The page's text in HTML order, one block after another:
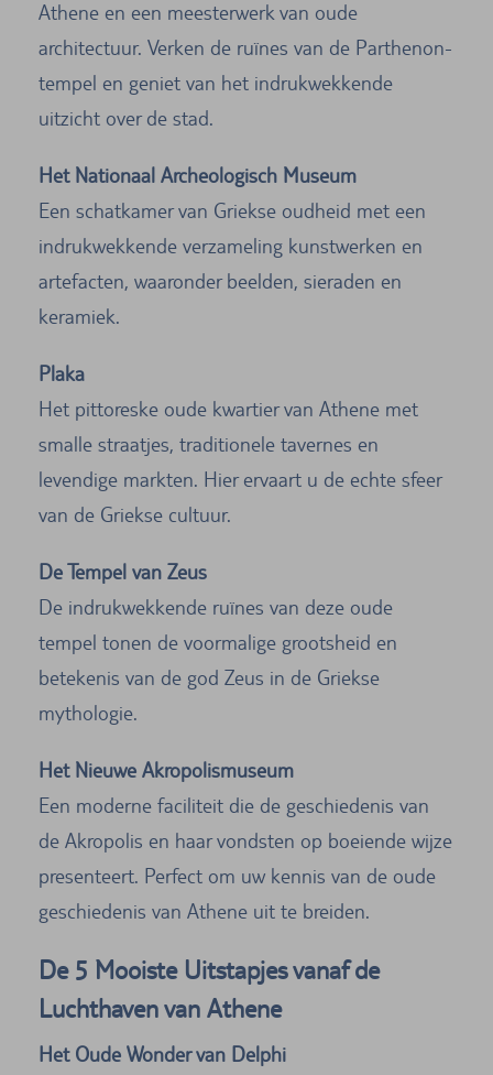
Athene en een meesterwerk van oude
architectuur. Verken de ruïnes van de Parthenon-
tempel en geniet van het indrukwekkende
uitzicht over de stad.
Het Nationaal Archeologisch Museum
Een schatkamer van Griekse oudheid met een
indrukwekkende verzameling kunstwerken en
artefacten, waaronder beelden, sieraden en
keramiek.
Plaka
Het pittoreske oude kwartier van Athene met
smalle straatjes, traditionele tavernes en
levendige markten. Hier ervaart u de echte sfeer
van de Griekse cultuur.
De Tempel van Zeus
De indrukwekkende ruïnes van deze oude
tempel tonen de voormalige grootsheid en
betekenis van de god Zeus in de Griekse
mythologie.
Het Nieuwe Akropolismuseum
Een moderne faciliteit die de geschiedenis van
de Akropolis en haar vondsten op boeiende wijze
presenteert. Perfect om uw kennis van de oude
geschiedenis van Athene uit te breiden.
De 5 Mooiste Uitstapjes vanaf de
Luchthaven van Athene
Het Oude Wonder van Delphi